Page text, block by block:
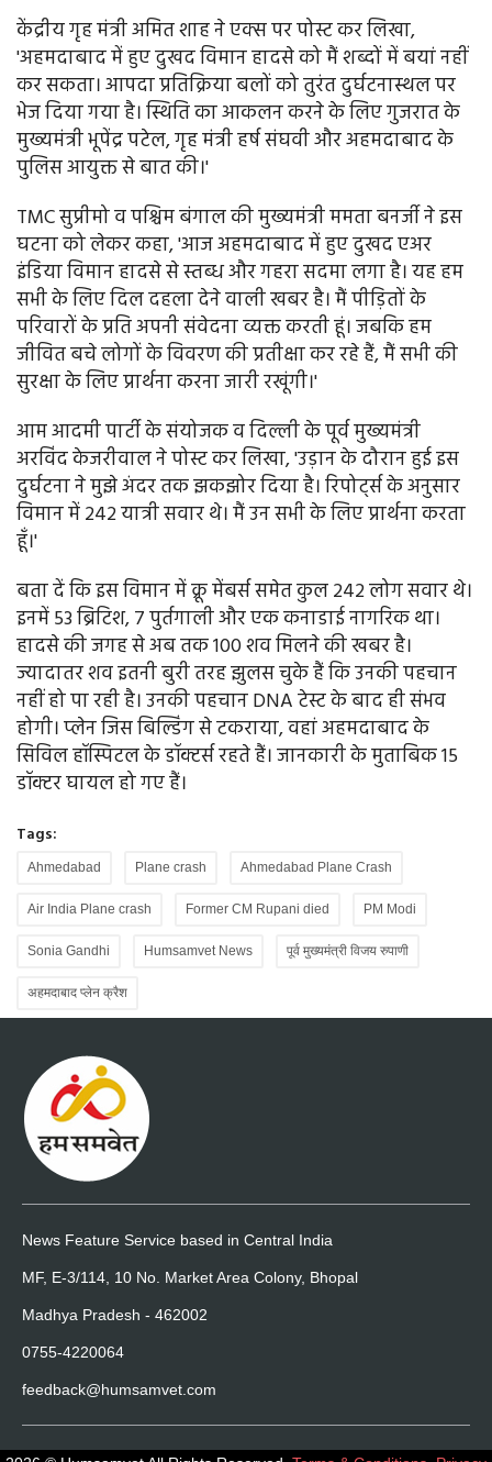
केंद्रीय गृह मंत्री अमित शाह ने एक्स पर पोस्ट कर लिखा,
'अहमदाबाद में हुए दुखद विमान हादसे को मैं शब्दों में बयां नहीं
कर सकता। आपदा प्रतिक्रिया बलों को तुरंत दुर्घटनास्थल पर
भेज दिया गया है। स्थिति का आकलन करने के लिए गुजरात के
मुख्यमंत्री भूपेंद्र पटेल, गृह मंत्री हर्ष संघवी और अहमदाबाद के
पुलिस आयुक्त से बात की।'
TMC सुप्रीमो व पश्चिम बंगाल की मुख्यमंत्री ममता बनर्जी ने इस
घटना को लेकर कहा, 'आज अहमदाबाद में हुए दुखद एअर
इंडिया विमान हादसे से स्तब्ध और गहरा सदमा लगा है। यह हम
सभी के लिए दिल दहला देने वाली खबर है। मैं पीड़ितों के
परिवारों के प्रति अपनी संवेदना व्यक्त करती हूं। जबकि हम
जीवित बचे लोगों के विवरण की प्रतीक्षा कर रहे हैं, मैं सभी की
सुरक्षा के लिए प्रार्थना करना जारी रखूंगी।'
आम आदमी पार्टी के संयोजक व दिल्ली के पूर्व मुख्यमंत्री
अरविंद केजरीवाल ने पोस्ट कर लिखा, 'उड़ान के दौरान हुई इस
दुर्घटना ने मुझे अंदर तक झकझोर दिया है। रिपोर्ट्स के अनुसार
विमान में 242 यात्री सवार थे। मैं उन सभी के लिए प्रार्थना करता
हूँ।'
बता दें कि इस विमान में क्रू मेंबर्स समेत कुल 242 लोग सवार थे।
इनमें 53 ब्रिटिश, 7 पुर्तगाली और एक कनाडाई नागरिक था।
हादसे की जगह से अब तक 100 शव मिलने की खबर है।
ज्यादातर शव इतनी बुरी तरह झुलस चुके हैं कि उनकी पहचान
नहीं हो पा रही है। उनकी पहचान DNA टेस्ट के बाद ही संभव
होगी। प्लेन जिस बिल्डिंग से टकराया, वहां अहमदाबाद के
सिविल हॉस्पिटल के डॉक्टर्स रहते हैं। जानकारी के मुताबिक 15
डॉक्टर घायल हो गए हैं।
Tags:
Ahmedabad Plane crash Ahmedabad Plane Crash
Air India Plane crash Former CM Rupani died PM Modi
Sonia Gandhi Humsamvet News पूर्व मुख्यमंत्री विजय रुपाणी
अहमदाबाद प्लेन क्रैश
News Feature Service based in Central India
MF, E-3/114, 10 No. Market Area Colony, Bhopal
Madhya Pradesh - 462002
0755-4220064
feedback@humsamvet.com